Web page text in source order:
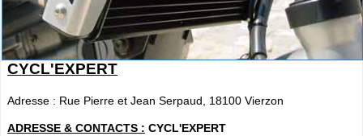
CYCL'EXPERT
Adresse : Rue Pierre et Jean Serpaud, 18100 Vierzon
ADRESSE & CONTACTS : CYCL'EXPERT